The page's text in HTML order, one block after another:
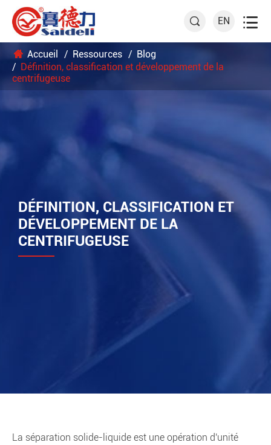
 EN 
Accueil Ressources
Blog
Définition, classification et développement de la
centrifugeuse
DÉFINITION, CLASSIFICATION ET
DÉVELOPPEMENT DE LA
CENTRIFUGEUSE
La séparation solide-liquide est une opération d'unité